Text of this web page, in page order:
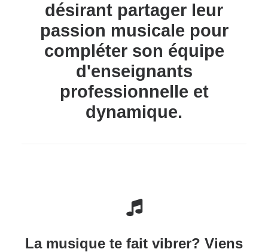
désirant partager leur
passion musicale pour
compléter son équipe
d'enseignants
professionnelle et
dynamique.
La musique te fait vibrer? Viens